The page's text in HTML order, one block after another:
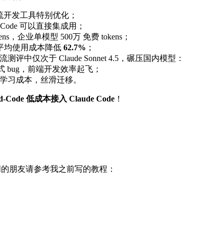
开发工具特别优化；
可以直接集成用；
，企业单模型 500万 免费 tokens；
均使用成本降低 62.7% ；
测评中仅次于 Claude Sonnet 4.5，碾压国内模型：
bug，前端开发效率起飞；
习成本，丝滑迁移。
Code 低成本接入 Claude Code ！
朋友请参考我之前写的教程：